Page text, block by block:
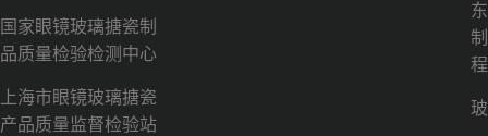
国家眼镜玻璃搪瓷制
品质量检验检测中心
上海市眼镜玻璃搪瓷
产品质量监督检验站